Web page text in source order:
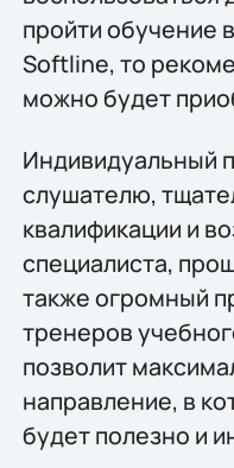
пройти обучение
Softline, то
можно будет
Индивидуальный
слушателю,
квалификации и
специалиста,
также огромный
тренеров
позволит
направление, в
будет полезно и